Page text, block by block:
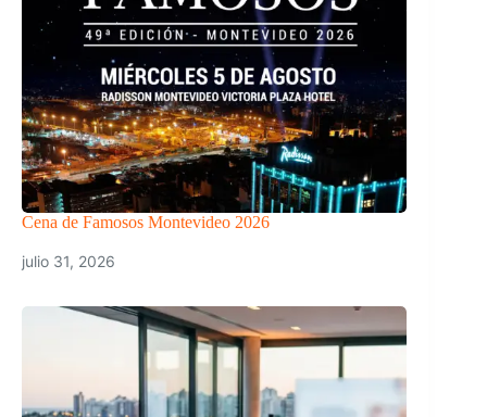
Cena de Famosos Montevideo 2026
julio 31, 2026